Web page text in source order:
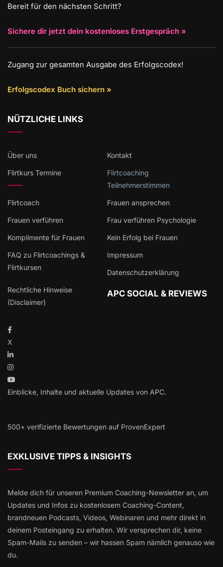
Bereit für den nächsten Schritt?
Sichere dir jetzt dein kostenloses Erstgespräch »
Zugang zur gesamten Ausgabe des Erfolgscodex!
Erfolgscodex Buch sichern »
NÜTZLICHE LINKS
Über uns Kontakt
Flirtkurs Termine
Flirtcoaching
Teilnehmerstimmen
Flirtcoach Frauen ansprechen
Frauen verführen Frau verführen Psychologie
Komplimente für Frauen Kein Erfolg bei Frauen
FAQ zu Flirtcoachings &
Flirtkursen
Impressum
Datenschutzerklärung
Rechtliche Hinweise
(Disclaimer)
APC SOCIAL & REVIEWS
X
Einblicke, Inhalte und aktuelle Updates von APC.
500+ verifizierte Bewertungen auf ProvenExpert
EXKLUSIVE TIPPS & INSIGHTS
Melde dich für unseren Premium Coaching-Newsletter an, um
Updates und Infos zu kostenlosem Coaching-Content,
brandneuen Podcasts, Videos, Webinaren und mehr direkt in
deinem Posteingang zu erhalten. Wir versprechen dir, keine
Spam-Mails zu senden – wir hassen Spam nämlich genauso wie
du.